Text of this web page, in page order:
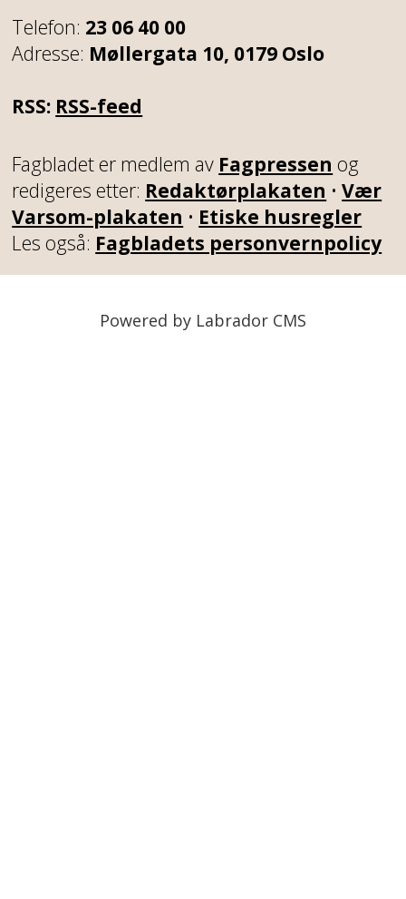
Telefon: 23 06 40 00
Adresse: Møllergata 10, 0179 Oslo
RSS: RSS-feed
Fagbladet er medlem av Fagpressen og
redigeres etter: Redaktørplakaten • Vær
Varsom-plakaten • Etiske husregler
Les også: Fagbladets personvernpolicy
Powered by Labrador CMS